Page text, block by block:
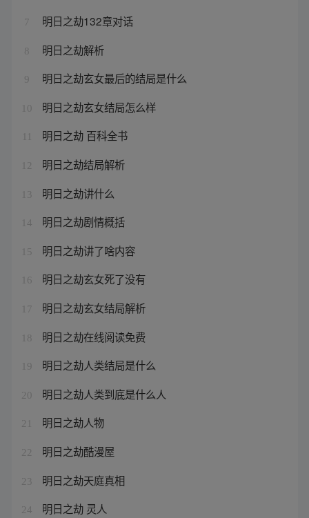
7 明日之劫132章对话
8 明日之劫解析
9 明日之劫玄女最后的结局是什么
10 明日之劫玄女结局怎么样
明日之劫 百科全书
12 明日之劫结局解析
13 明日之劫讲什么
14 明日之劫剧情概括
15 明日之劫讲了啥内容
16 明日之劫玄女死了没有
17 明日之劫玄女结局解析
18 明日之劫在线阅读免费
19 明日之劫人类结局是什么
20 明日之劫人类到底是什么人
21 明日之劫人物
22 明日之劫酷漫屋
23 明日之劫天庭真相
24 明日之劫 灵人